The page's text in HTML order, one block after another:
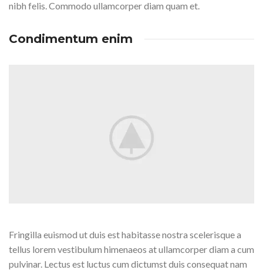
nibh felis. Commodo ullamcorper diam quam et.
Condimentum enim
Fringilla euismod ut duis est habitasse nostra scelerisque a
tellus lorem vestibulum himenaeos at ullamcorper diam a cum
pulvinar. Lectus est luctus cum dictumst duis consequat nam